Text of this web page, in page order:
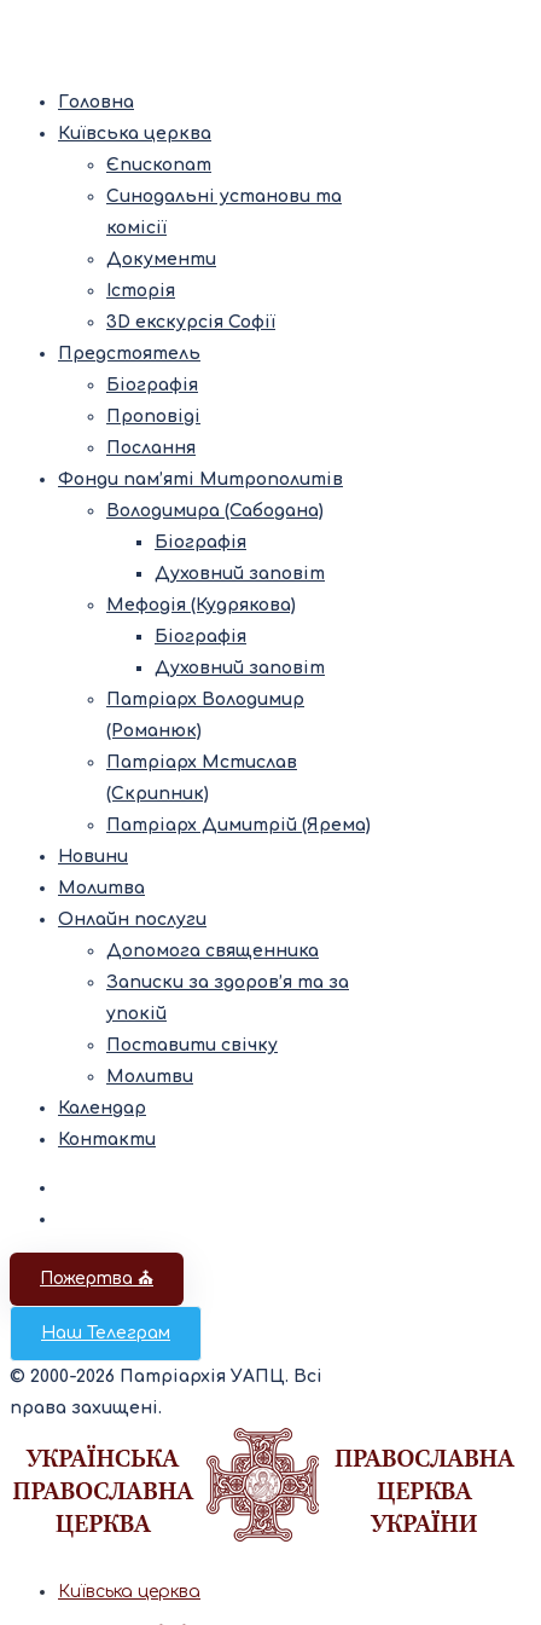
Головна
Київська церква
Єпископат
Синодальні установи та
комісії
Документи
Історія
3D екскурсія Софії
Предстоятель
Біографія
Проповіді
Послання
Фонди пам’яті Митрополитів
Володимира (Сабодана)
Біографія
Духовний заповіт
Мефодія (Кудрякова)
Біографія
Духовний заповіт
Патріарх Володимир
(Романюк)
Патріарх Мстислав
(Скрипник)
Патріарх Димитрій (Ярема)
Новини
Молитва
Онлайн послуги
Допомога священника
Записки за здоров’я та за
упокій
Поставити свічку
Молитви
Календар
Контакти
Пожертва ⛪️
Наш Телеграм
© 2000-2026 Патріархія УАПЦ. Всі
права захищені.
Київська церква